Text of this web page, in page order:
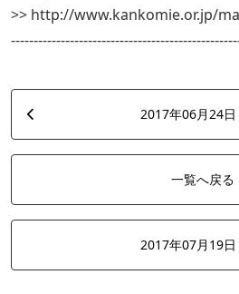
>> http://www.kankomie.or.jp/
2017年06月24
一覧へ戻る
2017年07月19